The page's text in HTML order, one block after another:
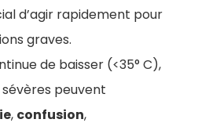
d’agir rapidement pour
graves.
de baisser (<35° C),
peuvent
, confusion,